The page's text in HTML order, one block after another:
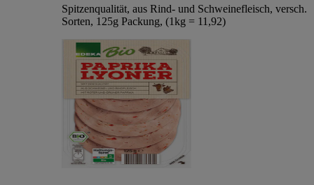
Spitzenqualität, aus Rind- und Schweinefleisch, versch.
Sorten, 125g Packung, (1kg = 11,92)